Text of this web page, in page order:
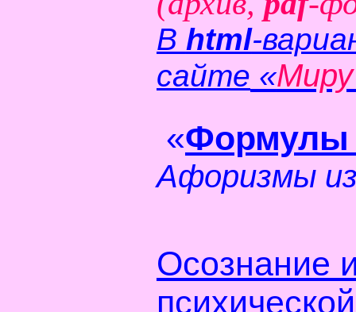
В html-
сайте «
«Формулы
Афоризмы
Осознание